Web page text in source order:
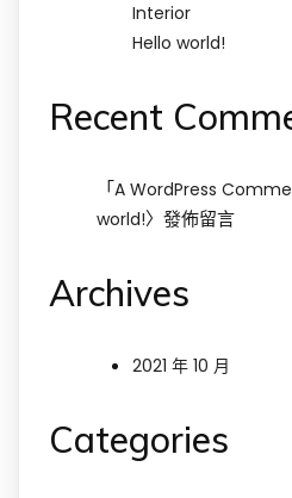
Interior
Hello world!
Recent
「A WordPress
world!〉發佈留言
Archives
2021 年 10 月
Categories